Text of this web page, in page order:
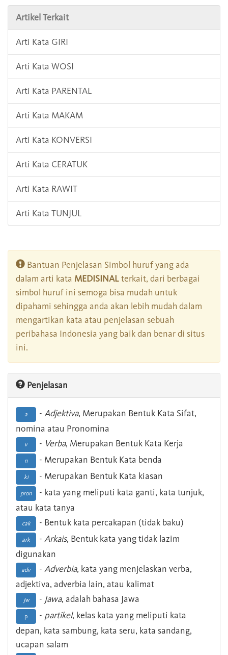
Artikel Terkait
Arti Kata GIRI
Arti Kata WOSI
Arti Kata PARENTAL
Arti Kata MAKAM
Arti Kata KONVERSI
Arti Kata CERATUK
Arti Kata RAWIT
Arti Kata TUNJUL
Bantuan Penjelasan Simbol huruf yang ada
dalam arti kata MEDISINALterkait, dari berbagai
simbol huruf ini semoga bisa mudah untuk
dipahami sehingga anda akan lebih mudah dalam
mengartikan kata atau penjelasan sebuah
peribahasa Indonesia yang baik dan benar di situs
ini.
Penjelasan
a - Adjektiva, Merupakan Bentuk Kata Sifat,
nomina atau Pronomina
v - Verba, Merupakan Bentuk Kata Kerja
n - Merupakan Bentuk Kata benda
ki - Merupakan Bentuk Kata kiasan
pron
- kata yang meliputi kata ganti, kata tunjuk,
atau kata tanya
cak - Bentuk kata percakapan (tidak baku)
ark - Arkais, Bentuk kata yang tidak lazim
digunakan
adv - Adverbia, kata yang menjelaskan verba,
adjektiva, adverbia lain, atau kalimat
Jw - Jawa, adalah bahasa Jawa
p - partikel, kelas kata yang meliputi kata
depan, kata sambung, kata seru, kata sandang,
ucapan salam